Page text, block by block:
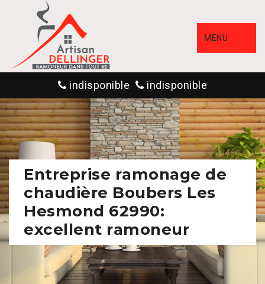
MENU
indisponible indisponible
Entreprise ramonage de
chaudière Boubers Les
Hesmond 62990:
excellent ramoneur